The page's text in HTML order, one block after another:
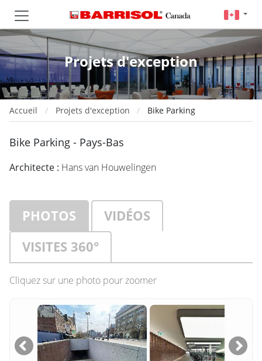
Projets d'exception
Accueil Projets d'exception Bike Parking
Bike Parking - Pays-Bas
Architecte : Hans van Houwelingen
PHOTOS
VIDÉOS
VISITES 360°
Cliquez sur une photo pour zoomer